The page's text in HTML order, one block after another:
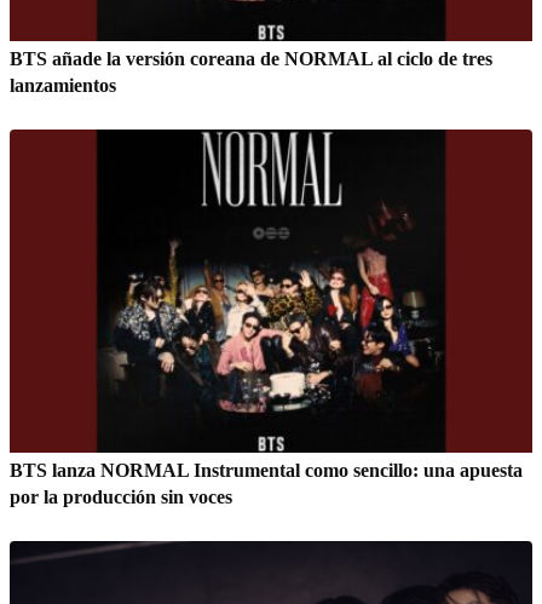
BTS añade la versión coreana de NORMAL al ciclo de tres
lanzamientos
BTS lanza NORMAL Instrumental como sencillo: una apuesta
por la producción sin voces